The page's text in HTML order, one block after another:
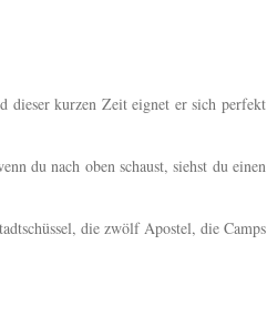
dieser kurzen Zeit eignet er sich perfekt
du nach oben schaust, siehst du einen
die zwölf Apostel, die Camps